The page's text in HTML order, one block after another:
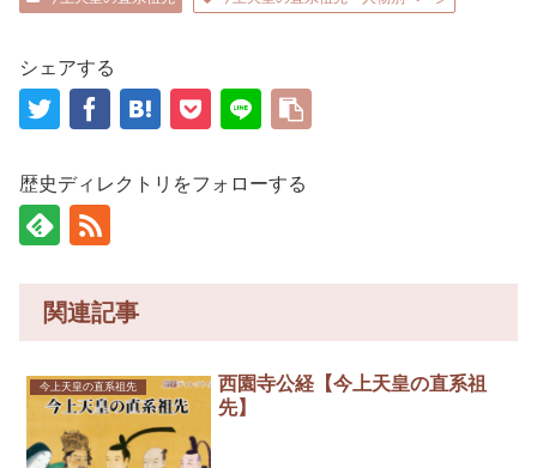
シェアする
歴史ディレクトリをフォローする
関連記事
今上天皇の直系祖先
西園寺公経【今上天皇の直系祖
先】